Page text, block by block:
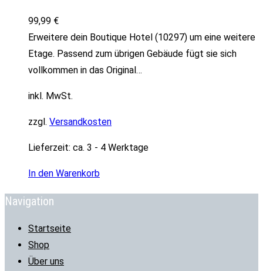
99,99 €
Erweitere dein Boutique Hotel (10297) um eine weitere
Etage. Passend zum übrigen Gebäude fügt sie sich
vollkommen in das Original…
inkl. MwSt.
zzgl. Versandkosten
Lieferzeit: ca. 3 - 4 Werktage
In den Warenkorb
Navigation
Startseite
Shop
Über uns